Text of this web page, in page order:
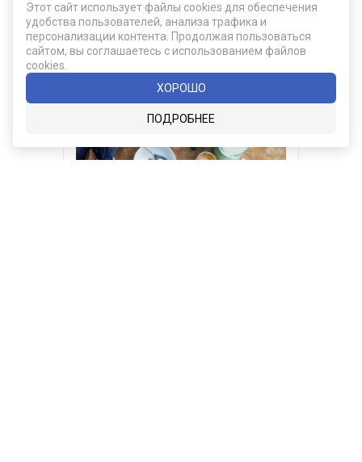
А вы уже выбрали
фужеры на новогоднюю
ночь?
07 декабря 2020
Этот сайт использует файлы cookies для обеспечения
удобства пользователей, анализа трафика и
персонализации контента. Продолжая пользоваться
сайтом, вы соглашаетесь с использованием файлов
cookies.
ХОРОШО
ПОДРОБНЕЕ